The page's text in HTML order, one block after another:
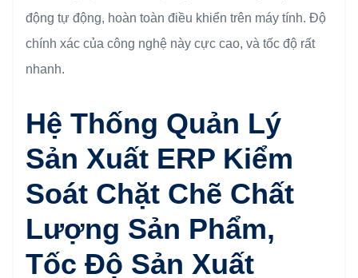
động tự động, hoàn toàn điều khiển trên máy tính. Độ
chính xác của công nghệ này cực cao, và tốc độ rất
nhanh.
Hệ Thống Quản Lý
Sản Xuất ERP Kiểm
Soát Chặt Chẽ Chất
Lượng Sản Phẩm,
Tốc Độ Sản Xuất